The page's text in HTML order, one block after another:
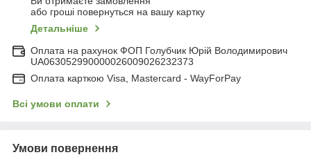
або гроші повернуться на вашу картку
Детальніше
Оплата на рахунок ФОП Голубчик Юрій Володимирович
UA063052990000026009026232373
Оплата карткою Visa, Mastercard - WayForPay
Всі умови оплати
Умови повернення